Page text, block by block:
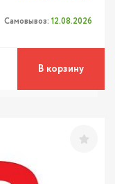
Самовывоз: 12.08.2026
В корзину